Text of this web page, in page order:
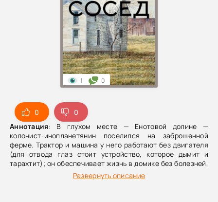
0
0
Аннотация: В глухом месте — Енотовой долине —
колонист-инопланетянин поселился на заброшенной
ферме. Трактор и машина у него работают без двигателя
(для отвода глаз стоит устройство, которое дымит и
тарахтит); он обеспечивает жизнь в домике без болезней,
несчастных случаев, создает постоянно хорошую погоду.
Журналист, который приехал туда все разузнать, не может
Развернуть описание
1 0